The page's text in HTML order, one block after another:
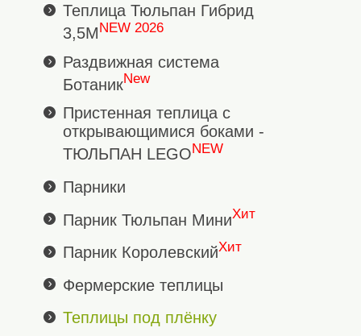
Теплица Тюльпан Гибрид
3,5МNEW 2026
Раздвижная система
БотаникNew
Пристенная теплица с
открывающимися боками -
ТЮЛЬПАН LEGONEW
Парники
Парник Тюльпан МиниХит
Парник КоролевскийХит
Фермерские теплицы
Теплицы под плёнку